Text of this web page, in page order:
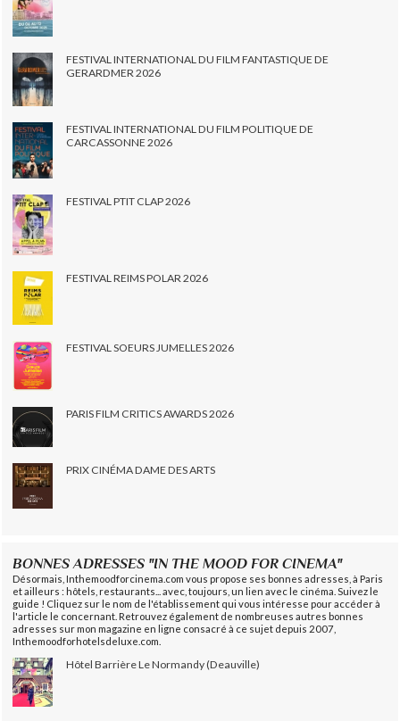
FESTIVAL INTERNATIONAL DU FILM FANTASTIQUE DE
GERARDMER 2026
FESTIVAL INTERNATIONAL DU FILM POLITIQUE DE
CARCASSONNE 2026
FESTIVAL PTIT CLAP 2026
FESTIVAL REIMS POLAR 2026
FESTIVAL SOEURS JUMELLES 2026
PARIS FILM CRITICS AWARDS 2026
PRIX CINÉMA DAME DES ARTS
BONNES ADRESSES "IN THE MOOD FOR CINEMA"
Désormais, Inthemoodforcinema.com vous propose ses bonnes adresses, à Paris
et ailleurs : hôtels, restaurants... avec, toujours, un lien avec le cinéma. Suivez le
guide ! Cliquez sur le nom de l'établissement qui vous intéresse pour accéder à
l'article le concernant. Retrouvez également de nombreuses autres bonnes
adresses sur mon magazine en ligne consacré à ce sujet depuis 2007,
Inthemoodforhotelsdeluxe.com.
Hôtel Barrière Le Normandy (Deauville)